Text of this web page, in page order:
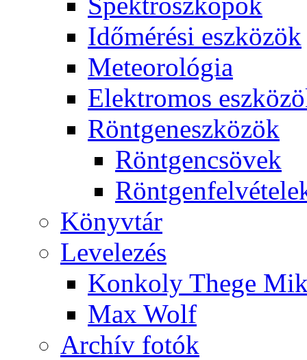
Idő­mé­ré­si esz­kö­zök
Me­te­o­ro­ló­gia
Elekt­ro­mos
Rönt­gen­esz­kö­zök
Rönt­gen­csö­vek
Könyv­tár
Le­ve­le­zés
Kon­koly The­ge
Max Wolf
Ar­chív fo­tók